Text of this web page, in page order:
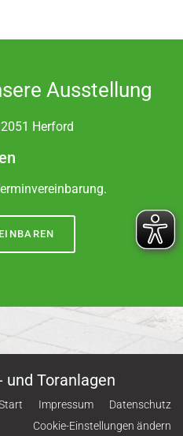
Ausstellung
Herford
und Toranlagen
Impressum
Datenschutz
Cookie-Einstellungen ändern